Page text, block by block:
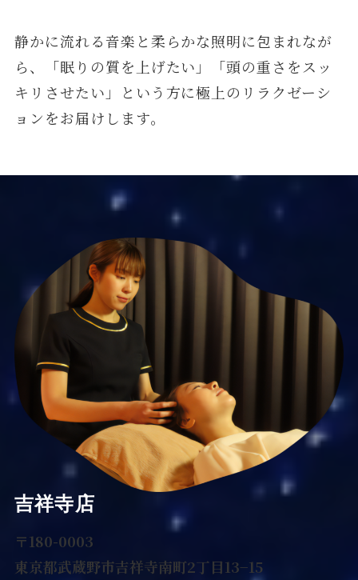
静かに流れる音楽と柔らかな照明に包まれなが
ら、「眠りの質を上げたい」「頭の重さをスッ
キリさせたい」という方に極上のリラクゼーシ
ョンをお届けします。
吉祥寺店
〒180-0003
東京都武蔵野市吉祥寺南町2丁目13−15